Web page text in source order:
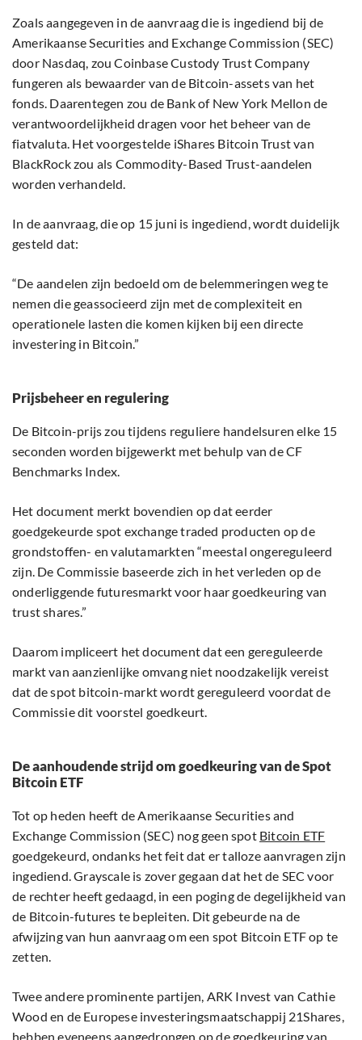
Zoals aangegeven in de aanvraag die is ingediend bij de
Amerikaanse Securities and Exchange Commission (SEC)
door Nasdaq, zou Coinbase Custody Trust Company
fungeren als bewaarder van de Bitcoin-assets van het
fonds. Daarentegen zou de Bank of New York Mellon de
verantwoordelijkheid dragen voor het beheer van de
fiatvaluta. Het voorgestelde iShares Bitcoin Trust van
BlackRock zou als Commodity-Based Trust-aandelen
worden verhandeld.
In de aanvraag, die op 15 juni is ingediend, wordt duidelijk
gesteld dat:
“De aandelen zijn bedoeld om de belemmeringen weg te
nemen die geassocieerd zijn met de complexiteit en
operationele lasten die komen kijken bij een directe
investering in Bitcoin.”
Prijsbeheer en regulering
De Bitcoin-prijs zou tijdens reguliere handelsuren elke 15
seconden worden bijgewerkt met behulp van de CF
Benchmarks Index.
Het document merkt bovendien op dat eerder
goedgekeurde spot exchange traded producten op de
grondstoffen- en valutamarkten “meestal ongereguleerd
zijn. De Commissie baseerde zich in het verleden op de
onderliggende futuresmarkt voor haar goedkeuring van
trust shares.”
Daarom impliceert het document dat een gereguleerde
markt van aanzienlijke omvang niet noodzakelijk vereist
dat de spot bitcoin-markt wordt gereguleerd voordat de
Commissie dit voorstel goedkeurt.
De aanhoudende strijd om goedkeuring van de Spot
Bitcoin ETF
Tot op heden heeft de Amerikaanse Securities and
Exchange Commission (SEC) nog geen spot Bitcoin ETF
goedgekeurd, ondanks het feit dat er talloze aanvragen zijn
ingediend. Grayscale is zover gegaan dat het de SEC voor
de rechter heeft gedaagd, in een poging de degelijkheid van
de Bitcoin-futures te bepleiten. Dit gebeurde na de
afwijzing van hun aanvraag om een spot Bitcoin ETF op te
zetten.
Twee andere prominente partijen, ARK Invest van Cathie
Wood en de Europese investeringsmaatschappij 21Shares,
hebben eveneens aangedrongen op de goedkeuring van